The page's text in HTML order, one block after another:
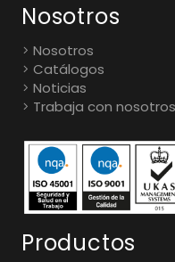
Nosotros
Nosotros
Catálogos
Noticias
Trabaja con nosotros
Productos